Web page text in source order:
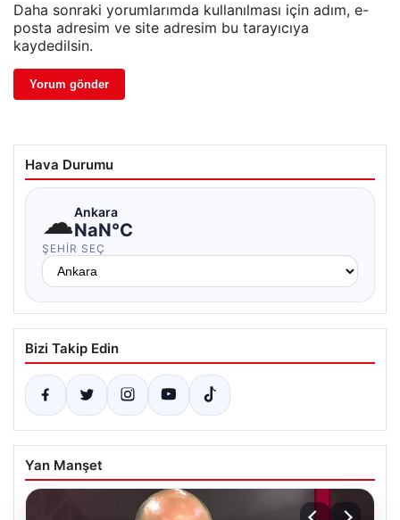
Daha sonraki yorumlarımda kullanılması için adım, e-
posta adresim ve site adresim bu tarayıcıya
kaydedilsin.
Hava Durumu
☁Ankara
NaN°C
ŞEHIR SEÇ
Bizi Takip Edin
Yan Manşet